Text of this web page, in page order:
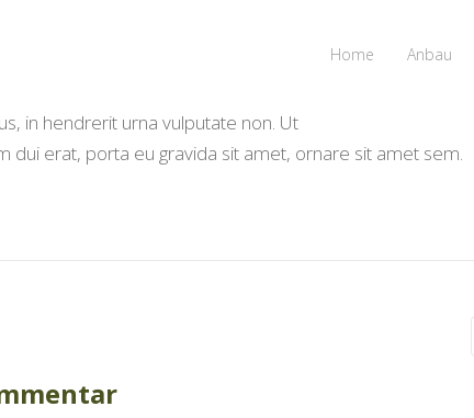
Home Anbau
in hendrerit urna vulputate non. Ut
dui erat, porta eu gravida sit amet, ornare sit amet sem.